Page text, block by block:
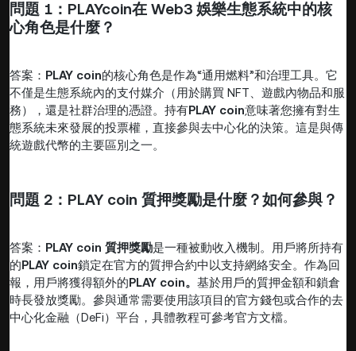
問題 1： PLAYcoin在 Web3 娛樂生態系統中的核
心角色是什麼？
答案： PLAY coin的核心角色是作為“通用燃料”和治理工具。它
不僅是生態系統內的支付媒介（用於購買 NFT、遊戲內物品和服
務），還是社群治理的憑證。持有PLAY coin意味著您擁有對生
態系統未來發展的投票權，直接參與去中心化的決策。這是與傳
統遊戲代幣的主要區別之一。
問題 2： PLAY coin 質押獎勵是什麼？如何參與？
答案： PLAY coin 質押獎勵是一種被動收入機制。用戶將所持有
的PLAY coin鎖定在官方的質押合約中以支持網絡安全。作為回
報，用戶將獲得額外的PLAY coin。 基於用戶的質押金額和鎖倉
時長發放獎勵。參與通常需要使用該項目的官方錢包或合作的去
中心化金融（DeFi）平台，具體教程可參考官方文檔。